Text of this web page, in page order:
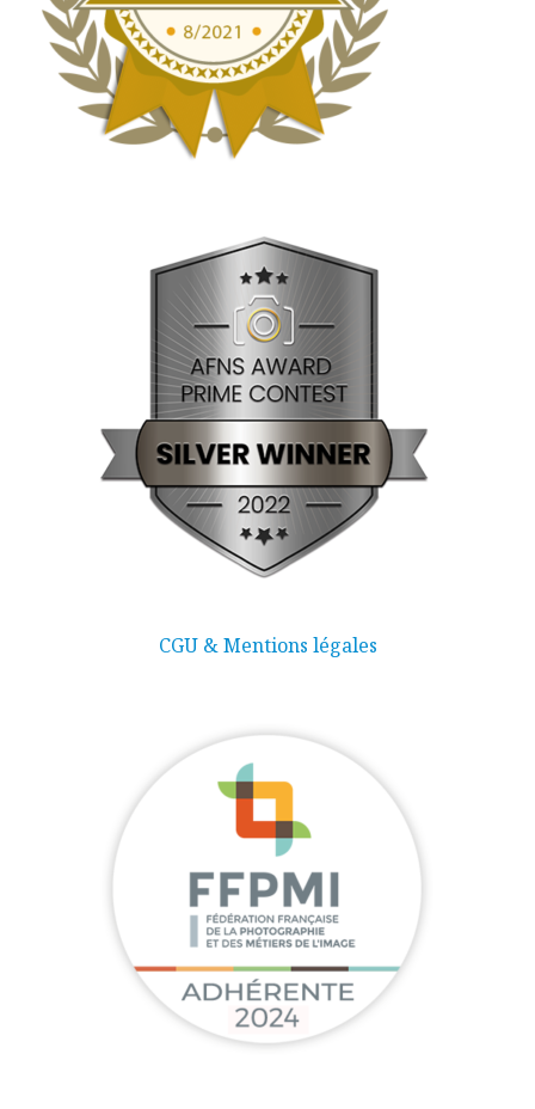
CGU & Mentions légales